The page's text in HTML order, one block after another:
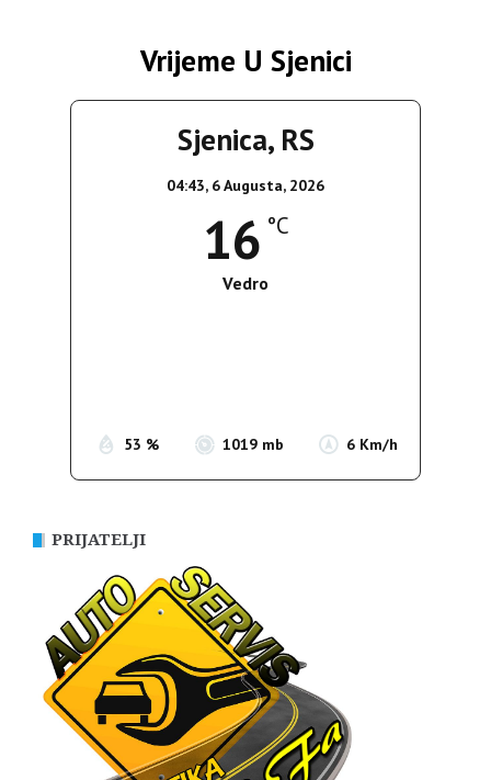
Vrijeme U Sjenici
Sjenica, RS
04:43, 6 Augusta, 2026
16 °C
Vedro
53 % 1019 mb 6 Km/h
PRIJATELJI